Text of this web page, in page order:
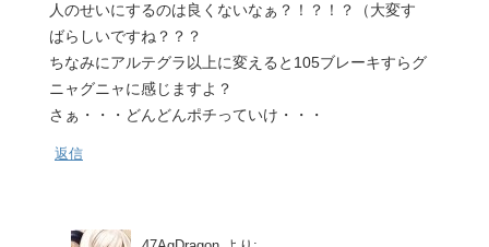
人のせいにするのは良くないなぁ？！？！？（大変す
ばらしいですね？？？
ちなみにアルテグラ以上に変えると105ブレーキすらグ
ニャグニャに感じますよ？
さぁ・・・どんどんポチっていけ・・・
返信